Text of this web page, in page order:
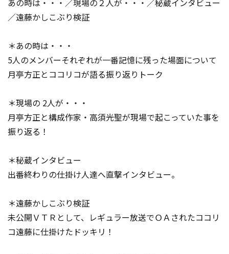
あの時は・・・／現場の２人が・・・／秘蔵インタビュー
／遠藤かしこぶり検証
＊あの時は・・・
5人のメンバーそれぞれが一番記憶に残った場面について
月亭方正とココリコが語る振り返りトーク
＊現場の 2人が・・・
月亭方正と構成作家・高須光聖が現場で起こっていた事を
振り返る！
＊秘蔵インタビュー
出番終わりの仕掛け人達へ直撃インタビュー。
＊遠藤かしこぶり検証
未公開ＶＴＲとして、レギュラー放送でＯＡされたココリ
コ遠藤に仕掛けたドッキリ！